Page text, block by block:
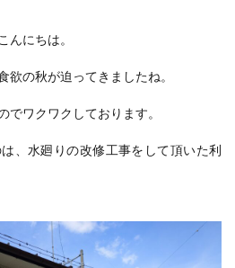
んにちは。
欲の秋が迫ってきましたね。
でワクワクしております。
、水廻りの改修工事をして頂いた利